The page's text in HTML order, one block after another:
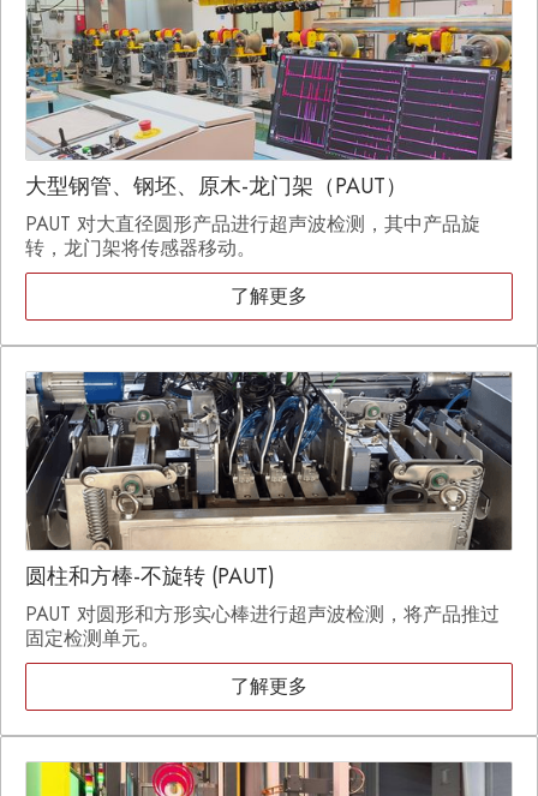
大型钢管、钢坯、原木-龙门架（PAUT）
PAUT 对大直径圆形产品进行超声波检测，其中产品旋
转，龙门架将传感器移动。
了解更多
圆柱和方棒-不旋转 (PAUT)
PAUT 对圆形和方形实心棒进行超声波检测，将产品推过
固定检测单元。
了解更多